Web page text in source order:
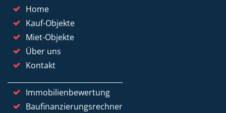
Home
Kauf-Objekte
Miet-Objekte
Über uns
Kontakt
Immobilienbewertung
Baufinanzierungsrechner